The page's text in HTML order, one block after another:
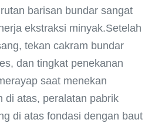
barisan bundar sangat
ekstraksi minyak.Setelah
tekan cakram bundar
dan tingkat penekanan
saat menekan
di atas, peralatan pabrik
di atas fondasi dengan baut